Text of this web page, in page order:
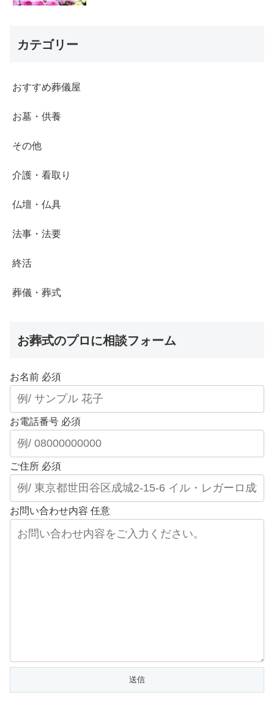
カテゴリー
おすすめ葬儀屋
お墓・供養
その他
介護・看取り
仏壇・仏具
法事・法要
終活
葬儀・葬式
お葬式のプロに相談フォーム
お名前 必須
お電話番号 必須
ご住所 必須
お問い合わせ内容 任意